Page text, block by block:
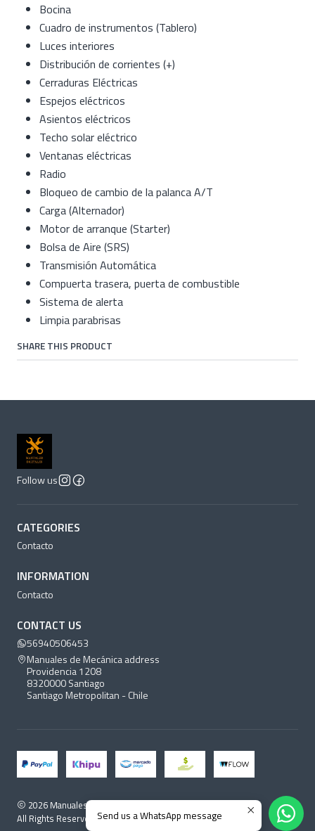
Bocina
Cuadro de instrumentos (Tablero)
Luces interiores
Distribución de corrientes (+)
Cerraduras Eléctricas
Espejos eléctricos
Asientos eléctricos
Techo solar eléctrico
Ventanas eléctricas
Radio
Bloqueo de cambio de la palanca A/T
Carga (Alternador)
Motor de arranque (Starter)
Bolsa de Aire (SRS)
Transmisión Automática
Compuerta trasera, puerta de combustible
Sistema de alerta
Limpia parabrisas
SHARE THIS PRODUCT
Follow us
CATEGORIES
Contacto
INFORMATION
Contacto
CONTACT US
56940506453
Manuales de Mecánica address
Providencia 1208
8320000 Santiago
Santiago Metropolitan - Chile
2026 Manuales de Mecánica.
All Rights Reserved.Powered by Jumpseller.
Send us a WhatsApp message